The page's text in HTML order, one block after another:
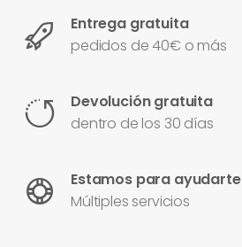
Entrega gratuita
pedidos de 40€ o más
Devolución gratuita
dentro de los 30 días
Estamos para ayudarte
Múltiples servicios